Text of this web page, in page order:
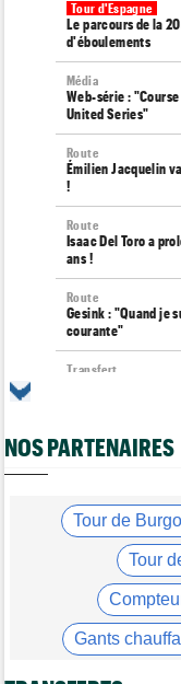
Tour d'Espagne
Le parcours de la
d'éboulements
Média
Web-série :
United Series"
Route
Émilien Jacquelin
!
Route
Isaac Del Toro a
ans !
Route
Gesink : "Quand je
courante"
Transfert
Transfert
Lotto-Intermarché
Kasia Niewiadoma
Tour de Burgos
Matthew Brennan
Tour de Burgos
Matthew Brennan
Tour de France
NOS PARTENAIRES
Tour de
Tour
Gants
Casque